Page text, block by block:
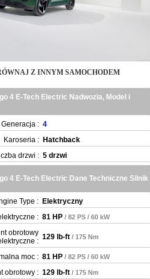
Z INNYM SAMOCHODEM
4 E-Tech Electric Nadwozia, Model i
Generacja : 4
Karoseria : Hatchback
drzwi : 5 drzwi
4 E-Tech Electric Dane Techniczne Silnik
Type : Elektryczny
: 81 HP / 82 PS / 60 kW
obrotowy
: 129 lb-ft / 175 Nm
moc : 81 HP / 82 PS / 60 kW
obrotowy : 129 lb-ft / 175 Nm